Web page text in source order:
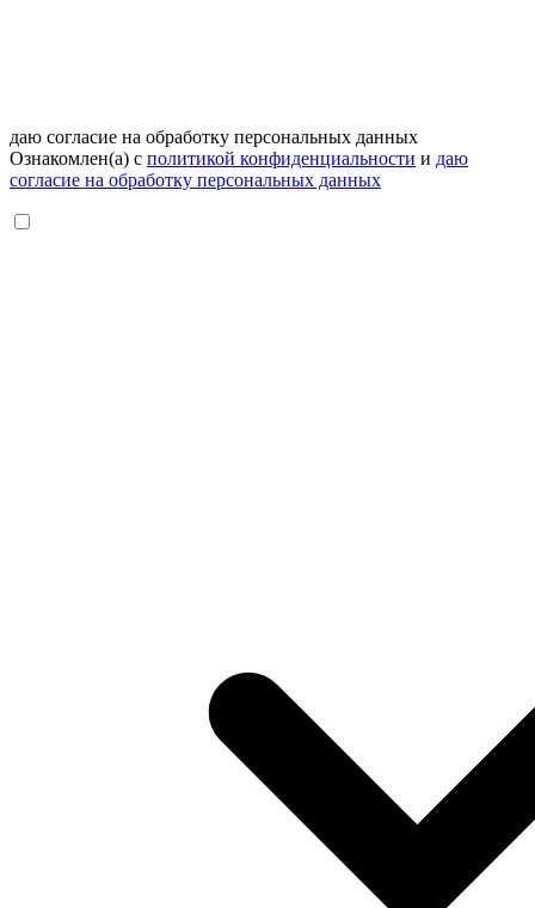
даю согласие на обработку персональных данных
Ознакомлен(а) с политикой конфиденциальности и даю
согласие на обработку персональных данных